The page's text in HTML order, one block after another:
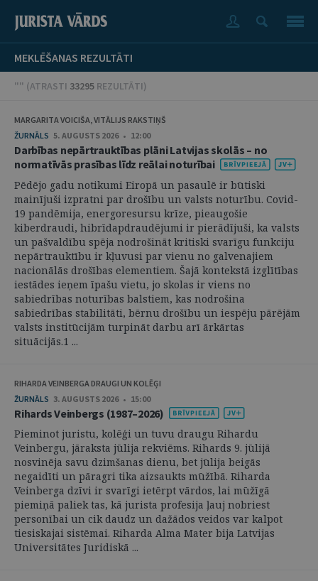
MEKLĒŠANAS REZULTĀTI
"" (ATRASTI 33295 REZULTĀTI)
MARGARITA VOICIŠA, VITĀLIJS RAKSTIŅŠ
ŽURNĀLS 5. AUGUSTS 2026 • 12:00
Darbības nepārtrauktības plāni Latvijas skolās – no
normatīvās prasības līdz reālai noturībai
Pēdējo gadu notikumi Eiropā un pasaulē ir būtiski
mainījuši izpratni par drošību un valsts noturību. Covid-
19 pandēmija, energoresursu krīze, pieaugošie
kiberdraudi, hibrīdapdraudējumi ir pierādījuši, ka valsts
un pašvaldību spēja nodrošināt kritiski svarīgu funkciju
nepārtrauktību ir kļuvusi par vienu no galvenajiem
nacionālās drošības elementiem. Šajā kontekstā izglītības
iestādes ieņem īpašu vietu, jo skolas ir viens no
sabiedrības noturības balstiem, kas nodrošina
sabiedrības stabilitāti, bērnu drošību un iespēju pārējām
valsts institūcijām turpināt darbu arī ārkārtas
situācijās.1 ...
RIHARDA VEINBERGA DRAUGI UN KOLĒĢI
ŽURNĀLS 3. AUGUSTS 2026 • 15:00
Rihards Veinbergs (1987–2026)
Pieminot juristu, kolēģi un tuvu draugu Rihardu
Veinbergu, jāraksta jūlija rekviēms. Rihards 9. jūlijā
nosvinēja savu dzimšanas dienu, bet jūlija beigās
negaidīti un pāragri tika aizsaukts mūžībā. Riharda
Veinberga dzīvi ir svarīgi ietērpt vārdos, lai mūžīgā
piemiņā paliek tas, kā jurista profesija ļauj nobriest
personībai un cik daudz un dažādos veidos var kalpot
tiesiskajai sistēmai. Riharda Alma Mater bija Latvijas
Universitātes Juridiskā ...